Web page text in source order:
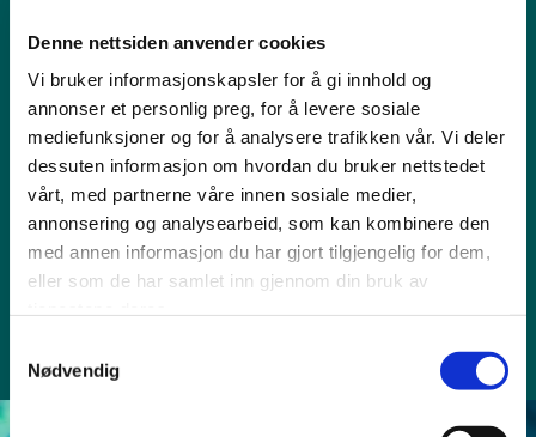
Denne nettsiden anvender cookies
Vi bruker informasjonskapsler for å gi innhold og
annonser et personlig preg, for å levere sosiale
mediefunksjoner og for å analysere trafikken vår. Vi deler
dessuten informasjon om hvordan du bruker nettstedet
vårt, med partnerne våre innen sosiale medier,
annonsering og analysearbeid, som kan kombinere den
med annen informasjon du har gjort tilgjengelig for dem,
eller som de har samlet inn gjennom din bruk av
Nødvendig
Like viktig som volleyball er nordvestvcup ein arena for å
skape sosiale nettverk på tvers av skulane. Det å kunne bli
kjent med andre, og eit bli ein del av eit endå større
fellesskap er svært viktig. Kanskje eit av høgdepunkta var
elevkvelden, der Sunnfjord-elevane bydde på seg sjølv?
Takk til alle som kom og bidrpg til at tureringa nok ein
gong vart ei fin oppleving for alle som var med, både på
og utanfor bana!